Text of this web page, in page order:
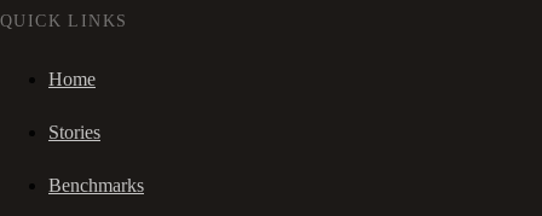
QUICK LINKS
Home
Stories
Benchmarks